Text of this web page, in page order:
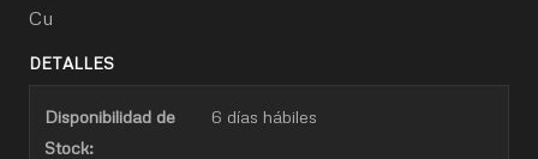
Cu
DETALLES
Disponibilidad de
Stock:
6 días hábiles